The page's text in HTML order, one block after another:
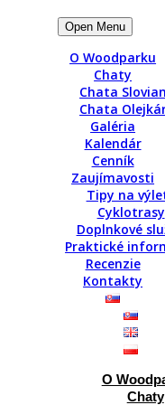
Open Menu
O Woodparku
Chaty
Chata
Chata
Galéria
Kalendár
Cenník
Zaujímavosti
Tipy na
Cyklotrasy
Doplnkové
Praktické
Recenzie
Kontakty
O
Chaty
večera a